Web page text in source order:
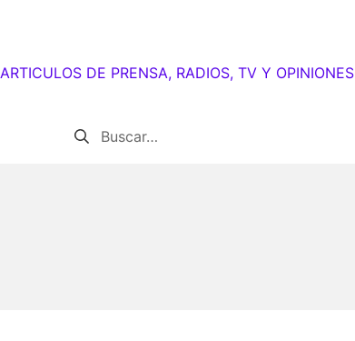
ARTICULOS DE PRENSA, RADIOS, TV Y OPINIONES
Buscar: